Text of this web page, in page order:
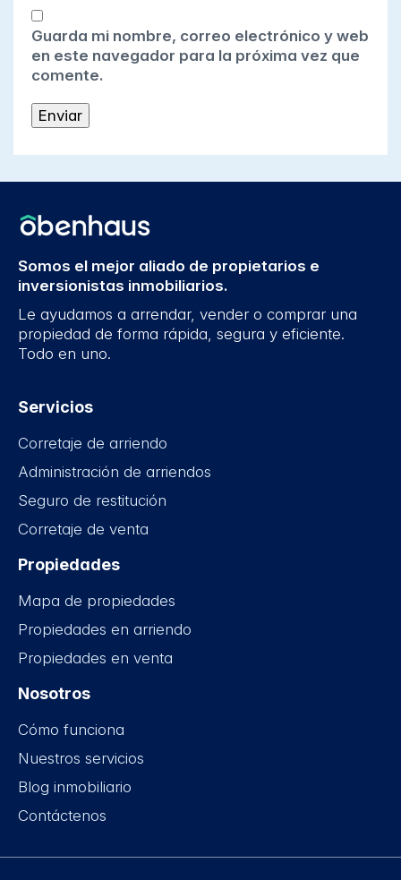
Guarda mi nombre, correo electrónico y web
en este navegador para la próxima vez que
comente.
Somos el mejor aliado de propietarios e
inversionistas inmobiliarios.
Le ayudamos a arrendar, vender o comprar una
propiedad de forma rápida, segura y eficiente.
Todo en uno.
Servicios
Corretaje de arriendo
Administración de arriendos
Seguro de restitución
Corretaje de venta
Propiedades
Mapa de propiedades
Propiedades en arriendo
Propiedades en venta
Nosotros
Cómo funciona
Nuestros servicios
Blog inmobiliario
Contáctenos